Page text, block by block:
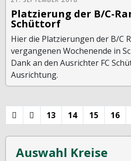
Platzierung der B/C-
Schüttorf
Hier die Platzierungen der B/C
vergangenen Wochenende in
Dank an den Ausrichter FC
Ausrichtung.
13 14 15 16
Auswahl Kreise